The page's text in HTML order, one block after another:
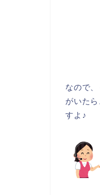
なので
がいた
すよ♪